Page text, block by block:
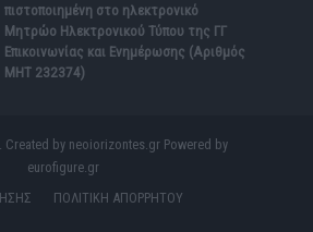
πιστοποιημένη στο ηλεκτρονικό
Μητρώο Ηλεκτρονικού Τύπου της ΓΓ
Επικοινωνίας και Ενημέρωσης (Αριθμός
ΜΗΤ 232374)
by neoiorizontes.gr Powered by
eurofigure.gr
ΠΟΛΙΤΙΚΗ ΑΠΟΡΡΗΤΟΥ